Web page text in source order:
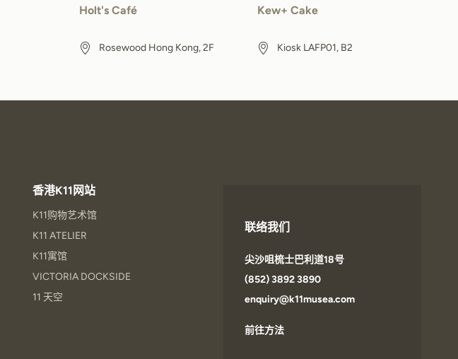
Holt's Café
Rosewood Hong Kong, 2F
Kew+ Cake
Kiosk LAFP01, B2
香港K11网站
K11购物艺术馆
K11 ATELIER
K11寓馆
VICTORIA DOCKSIDE
11 天空
联络我们
尖沙咀梳士巴利道18号
(852) 3892 3890
enquiry@k11musea.com
前往方法